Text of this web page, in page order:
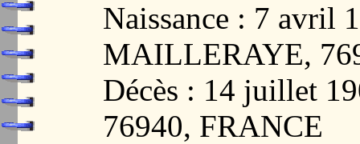
Naissance : 7 avril
MAILLERAYE,
Décès : 14 juillet
76940, FRANCE